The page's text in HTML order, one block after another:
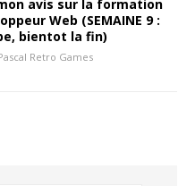
avis sur la formation
Web (SEMAINE 9 :
bientot la fin)
Retro Games